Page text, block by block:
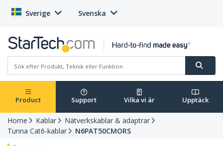
Sverige Svenska
Product Support Vilka vi är Upptäck
Home Kablar
Nätverkskablar & adaptrar
Tunna Cat6-kablar
N6PAT50CMORS